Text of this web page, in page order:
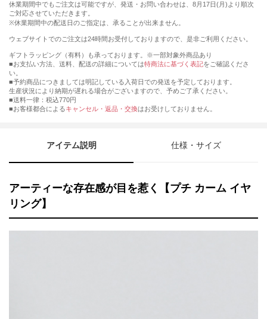
休業期間中でもご注文は可能ですが、発送・お問い合わせは、8月17日(月)より順次
ご対応させていただきます。
※休業期間中の配送日のご指定は、承ることが出来ません。
ウェブサイトでのご注文は24時間お受付しておりますので、是非ご利用ください。
ギフトラッピング（有料）も承っております。※一部対象外商品あり
■お支払い方法、送料、配送の詳細については特商法に基づく表記をご確認くださ
い。
■予約商品につきましては明記している入荷日での発送を予定しております。
生産状況により納期が遅れる場合がございますので、予めご了承ください。
■送料一律：税込770円
■お客様都合によるキャンセル・返品・交換はお受けしておりません。
アイテム説明 仕様・サイズ
アーティーな存在感が目を惹く【プチ カーム イヤ
リング】